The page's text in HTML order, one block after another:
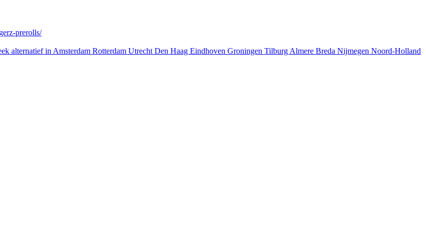
prerolls/
alternatief in Amsterdam Rotterdam Utrecht Den Haag Eindhoven Groningen Tilburg Almere Breda Nijmegen Noord-Holland